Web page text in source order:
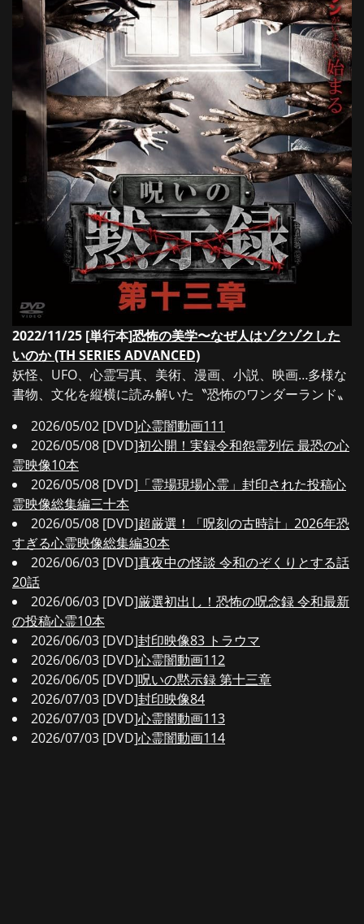
2022/11/25 [単行本]恐怖の美学〜なぜ人はゾクゾクした
いのか (TH SERIES ADVANCED)
妖怪、UFO、心霊写真、美術、漫画、小説、映画…多様な
書物、文化を縦横に読み解いた〝恐怖のワンダーランド〟
2026/05/02 [DVD]心霊闇動画111
2026/05/08 [DVD]初公開！実録令和怨霊列伝 最恐の心
霊映像10本
2026/05/08 [DVD] 「霊場現場心霊」封印された投稿心
霊映像総集編三十本
2026/05/08 [DVD]超厳選！「呪刻の古時計」2026年恐
すぎる心霊映像総集編30本
2026/06/03 [DVD]真夜中の怪談 令和のぞくりとする話
20話
2026/06/03 [DVD]厳選初出し！恐怖の呪念録 令和最新
の投稿心霊10本
2026/06/03 [DVD]封印映像83 トラウマ
2026/06/03 [DVD]心霊闇動画112
2026/06/05 [DVD]呪いの黙示録 第十三章
2026/07/03 [DVD]封印映像84
2026/07/03 [DVD]心霊闇動画113
2026/07/03 [DVD]心霊闇動画114